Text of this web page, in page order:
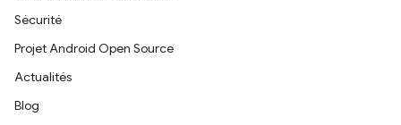
Sécurité
Projet Android Open Source
Actualités
Blog